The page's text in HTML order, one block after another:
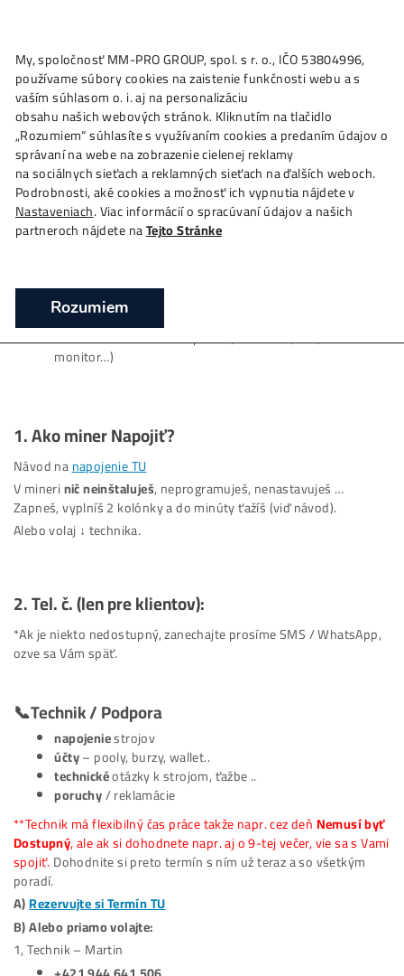
Ako toFunguje? Oplatí saŤažba? Zisky TU
Po-Predajné Info
Domov ❯ Po-Predajné Info
INŠTRUKCIE – po Kúpe stroja(Info + Čo máš
Urobiť?)
0. Čo dokúpiť?
Potrebuješ len vlastný internetový
u seba doma).
Napájacie káble („do zástrčky) miner už obsahuje.
1.Ako miner Napojiť?
Návod nanapojenie TU
Alebo volaj ↓ technika.
*Ak je niekto nedostupný, zanechajte prosíme SMS /
ozve sa Vám späť.
Technik / Podpora
napojeniestrojov
účty– pooly, burzy, wallet..
technickéotázky k strojom, ťažbe ..
poruchy / reklamácie
**Technik má flexibilný čas práce takže napr. cez deň
Dostupný, ale ak si dohodnete napr. aj o 9-tej večer, vie sa
spojiť.Dohodnite si preto
My, spoločnosť MM-PRO GROUP, spol. s r. o., IČO
používame súbory cookies na zaistenie funkčnosti webu a
vaším súhlasom o. i. aj na personalizáciu
obsahu našich webových stránok. Kliknutím na tlačidlo
„Rozumiem“ súhlasíte s využívaním cookies a predaním
správaní na webe na zobrazenie cielenej reklamy
na sociálnych sieťach a reklamných sieťach na ďalších
Podrobnosti, aké cookies a možnosť ich vypnutia nájdete v
Nastaveniach. Viac informácií o spracúvaní údajov a našich
Rozumiem